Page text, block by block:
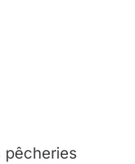
pêcheries